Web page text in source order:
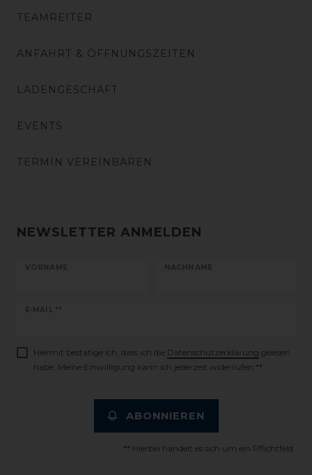
TEAMREITER
ANFAHRT & ÖFFNUNGSZEITEN
LADENGESCHÄFT
EVENTS
TERMIN VEREINBAREN
NEWSLETTER ANMELDEN
VORNAME NACHNAME
E-MAIL **
Newsletter
Hiermit bestätige ich, dass ich die Daten­schutz­erklärung gelesen
habe. Meine Einwilligung kann ich jederzeit widerrufen.**
ABONNIEREN
** Hierbei handelt es sich um ein Pflichtfeld.